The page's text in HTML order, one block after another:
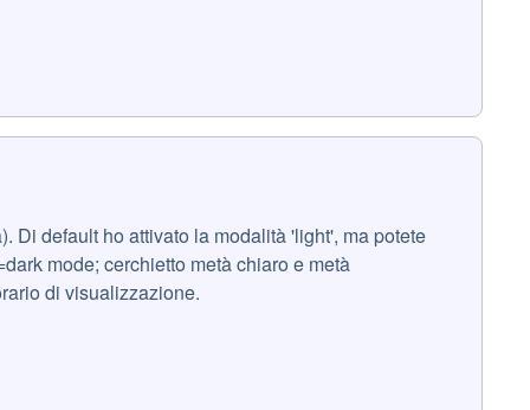
Di default ho attivato la modalità 'light', ma potete
mode; cerchietto metà chiaro e metà
di visualizzazione.